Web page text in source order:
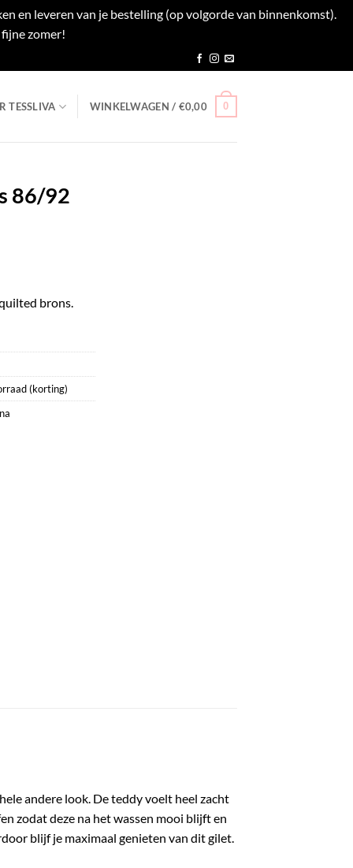
en leveren van je bestelling (op volgorde van binnenkomst).
zomer!
TESSLIVA WINKELWAGEN / €0,00 0
86/92
brons.
(korting)
andere look. De teddy voelt heel zacht
zodat deze na het wassen mooi blijft en
blijf je maximaal genieten van dit gilet.